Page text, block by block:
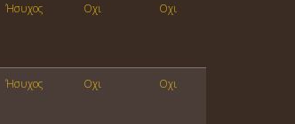
Ήσυχος Οχι Οχι
Ήσυχος Οχι Οχι